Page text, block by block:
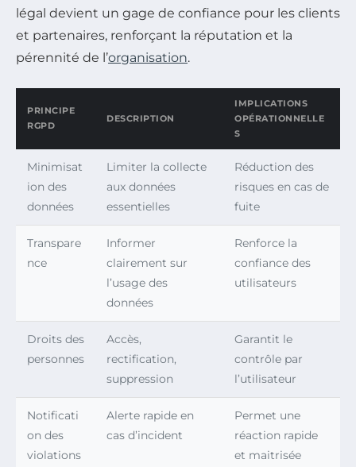
légal devient un gage de confiance pour les clients
et partenaires, renforçant la réputation et la
pérennité de l’organisation.
PRINCIPE
RGPD
DESCRIPTION
IMPLICATIONS
OPÉRATIONNELLE
S
Minimisat
ion des
données
Limiter la collecte
aux données
essentielles
Réduction des
risques en cas de
fuite
Transpare
nce
Informer
clairement sur
l’usage des
données
Renforce la
confiance des
utilisateurs
Droits des
personnes
Accès,
rectification,
suppression
Garantit le
contrôle par
l’utilisateur
Notificati
on des
violations
Alerte rapide en
cas d’incident
Permet une
réaction rapide
et maitrisée